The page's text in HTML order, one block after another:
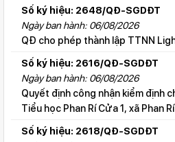
Số ký hiệu: 2648/QĐ-SGDĐT
Ngày ban hành: 06/08/2026
QĐ cho phép thành lập TTNN
Số ký hiệu: 2616/QĐ-SGDĐT
Ngày ban hành: 06/08/2026
Quyết định công nhận kiểm định
Tiểu học Phan Rí Cửa 1, xã Phan
Số ký hiệu: 2618/QĐ-SGDĐT